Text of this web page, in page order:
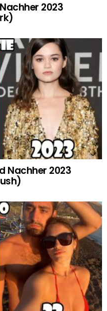
2023
Nachher 2023